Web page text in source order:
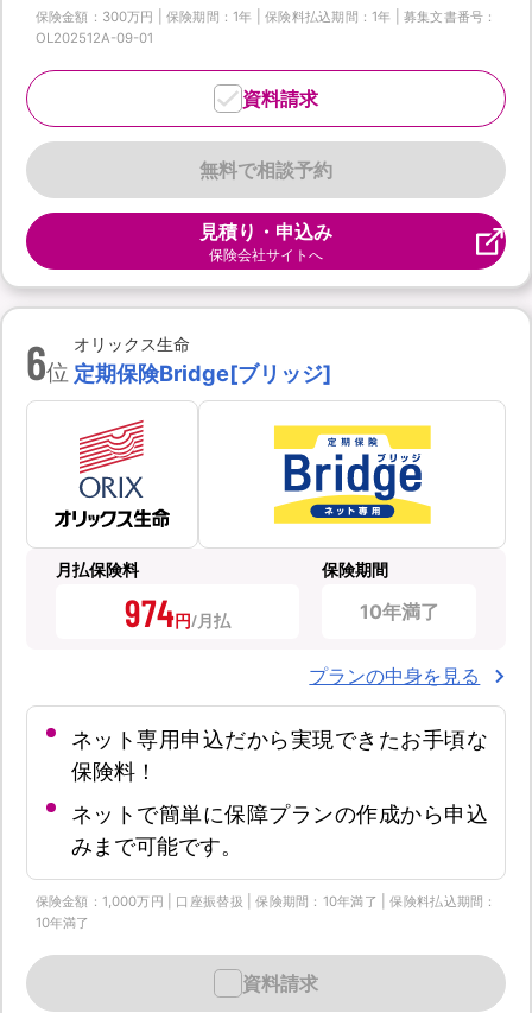
保険金額：300万円 | 保険期間：1年 | 保険料払込期間：1年 | 募集文書番号：
OL202512A-09-01
無料で相談予約
資料請求
見積り・申込み
保険会社サイトへ
6位
オリックス生命
定期保険Bridge[ブリッジ]
月払保険料
974円
保険期間
10年満了
プランの中身を見る
ネット専用申込だから実現できたお手頃な
保険料！
ネットで簡単に保障プランの作成から申込
みまで可能です。
保険金額：1,000万円 | 口座振替扱 | 保険期間：10年満了 | 保険料払込期間：
10年満了
資料請求